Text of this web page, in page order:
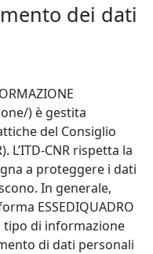
dei dati
) è gestita
del Consiglio
L’ITD-CNR rispetta la
a proteggere i dati
In generale,
ESSEDIQUADRO
tipo di informazione
di dati personali